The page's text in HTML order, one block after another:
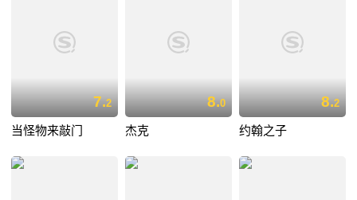
7.2
当怪物来敲门
8.0
杰克
8.2
约翰之子